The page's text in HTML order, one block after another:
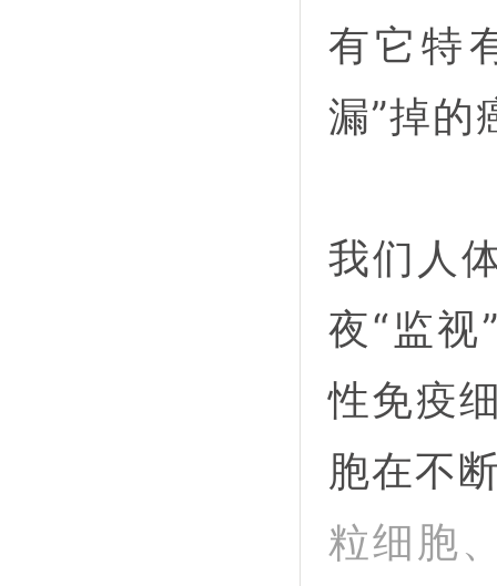
有它特
漏”掉的
我们人
夜“监
性免疫
胞在不
粒细胞